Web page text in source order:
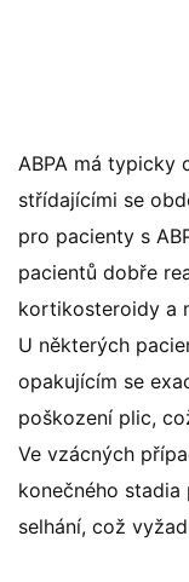
ABPA má typicky
střídajícími se
pro pacienty s
pacientů dobře
kortikosteroidy a
U některých
opakujícím se
poškození plic,
Ve vzácných
konečného stadia
selhání, což